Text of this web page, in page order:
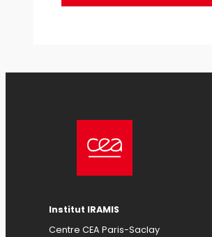
Institut IRAMIS
Centre CEA Paris-Saclay